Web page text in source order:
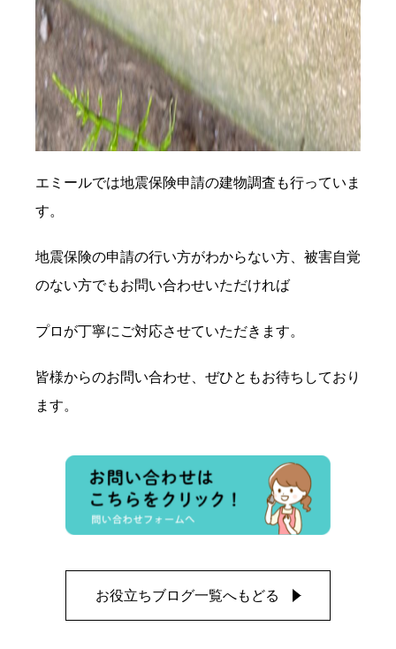
エミールでは地震保険申請の建物調査も行っていま
す。
地震保険の申請の行い方がわからない方、被害自覚
のない方でもお問い合わせいただければ
プロが丁寧にご対応させていただきます。
皆様からのお問い合わせ、ぜひともお待ちしており
ます。
お役立ちブログ一覧へもどる